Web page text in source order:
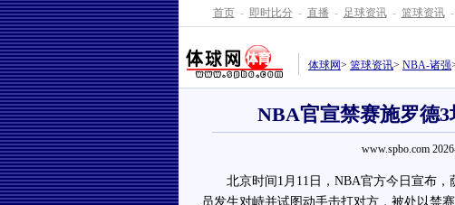
首页 - 即时比分 - 直播 - 足球资讯 - 篮球资讯 -
体球网> 篮球资讯> NBA-诸强
NBA官宣禁赛施罗德
www.spbo.com
北京时间1月11日，NBA官方今日宣布，
员发生对峙并试图动手击打对方，被处以禁